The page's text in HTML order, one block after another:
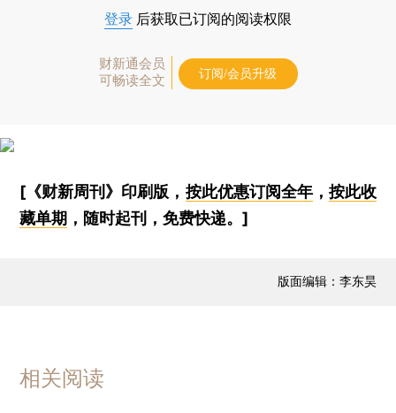
登录 后获取已订阅的阅读权限
财新通会员
可畅读全文
订阅/会员升级
[《财新周刊》印刷版， 按此优惠订阅全年， 按此收
藏单期 ，随时起刊，免费快递。]
版面编辑：李东昊
相关阅读